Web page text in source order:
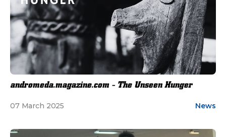
andromeda.magazine.com - The Unseen Hunger
07 March 2025 News